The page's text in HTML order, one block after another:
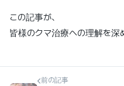
この記事が、
皆様のクマ治療への理解を深
前の記事